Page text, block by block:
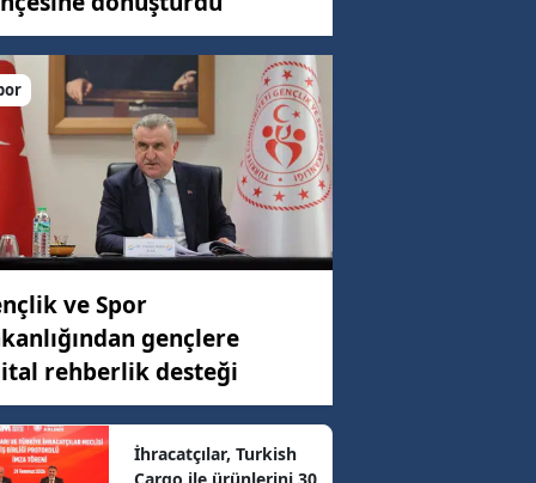
km/h
km/h
km/h
ve Spor
gençlere
rehberlik desteği
İhracatçılar, Turkish